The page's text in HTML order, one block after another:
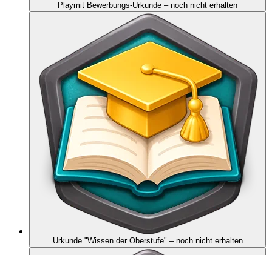
Playmit Bewerbungs-Urkunde – noch nicht erhalten
Urkunde "Wissen der Oberstufe" – noch nicht erhalten